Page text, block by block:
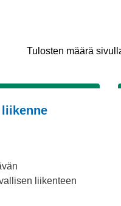
Tulosten määrä
liikenteen